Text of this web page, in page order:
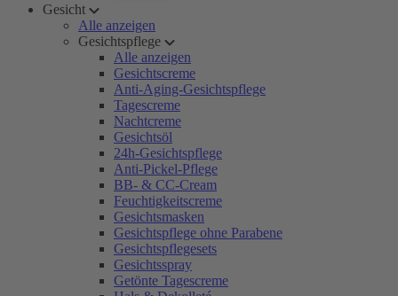
Gesicht
Alle anzeigen
Gesichtspflege
Alle anzeigen
Gesichtscreme
Anti-Aging-Gesichtspflege
Tagescreme
Nachtcreme
Gesichtsöl
24h-Gesichtspflege
Anti-Pickel-Pflege
BB- & CC-Cream
Feuchtigkeitscreme
Gesichtsmasken
Gesichtspflege ohne Parabene
Gesichtspflegesets
Gesichtsspray
Getönte Tagescreme